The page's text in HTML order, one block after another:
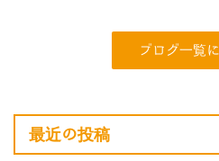
ブログ一覧
最近の投稿